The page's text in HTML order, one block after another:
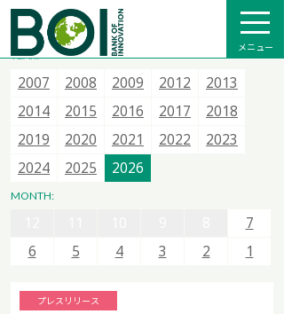
メニュー
全て プレスリリース インフォ
YEAR:
2007 2008 2009 2012
2013
2014
2015 2016 2017
2018
2019
2020 2021 2022
2023
2024
2025 2026
MONTH:
7
6
5 4 3 2 1
2007 2008 2009 2012
2013
2014
2015 2016 2017
2018
2019
2020 2021 2022
2023
2024
2025 2026
7
6
5 4 3 2 1
2007 2008 2013 2014 2015
12 11 10 9 8
6
5 4
2015 2016 2017 2018
2020
2021
2022 2023 2024
2025
2026
12
1
プレスリリース